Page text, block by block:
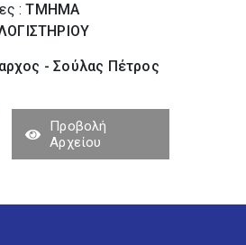
:ΤΜΗΜΑ
- Σούλας Πέτρος
Προβολή
Αρχείου